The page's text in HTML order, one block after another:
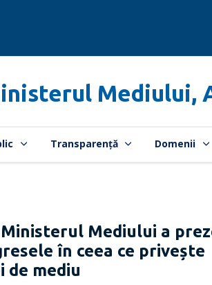
Mediului,
Transparență Domenii
Ministerul Mediului a
în ceea ce privește
mediu